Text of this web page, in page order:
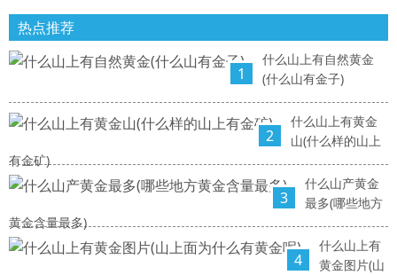
热点推荐
1
什么山上有自然黄金
(什么山有金子)
2
什么山上有黄金
山(什么样的山上
有金矿)
3
什么山产黄金
最多(哪些地方
黄金含量最多)
4
什么山上有
黄金图片(山